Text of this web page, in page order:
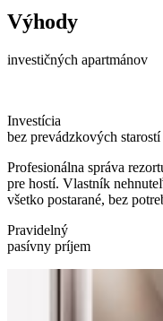
Výhody
investičných apartmánov
Investícia
bez prevádzkových starostí
Profesionálna správa
pre hostí. Vlastník
všetko postarané, bez
Pravidelný
pasívny príjem